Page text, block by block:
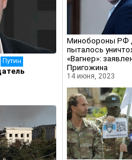
Путин
Минобороны РФ
пыталось
«Вагнер»:
Пригожина
14 июня, 2023